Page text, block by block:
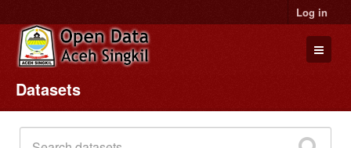
Log in
Datasets
Organizations
Groups
Datasets